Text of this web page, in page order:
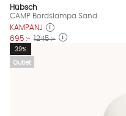
Hübsch
CAMP Bordslampa Sand
KAMPANJ
695 :- 1245 :-
Outlet
39%